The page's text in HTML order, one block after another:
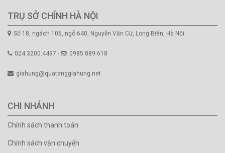
TRỤ SỞ CHÍNH HÀ NỘI
Số 18, ngách 106, ngõ 640, Nguyễn Văn Cừ, Long Biên, Hà Nội
024.3200.4497 - 0985 889 618
giahung@quatanggiahung.net
CHI NHÁNH
Chính sách thanh toán
Chính sách vận chuyển